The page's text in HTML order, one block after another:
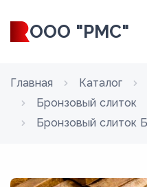
ООО "РМС"
Главная Каталог
Бронзовый слиток
Бронзовый